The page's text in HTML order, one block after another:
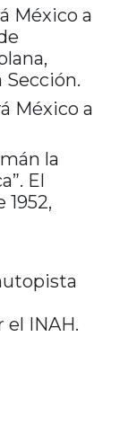
México a
México a
la
El
el INAH.